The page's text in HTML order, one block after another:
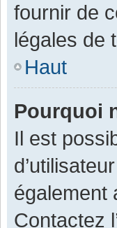
fournir de
légales de
Haut
Pourquoi
Il est
également
Contactez